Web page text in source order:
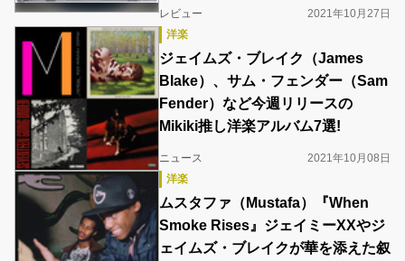
レビュー
2021年10月27日
洋楽
ジェイムズ・ブレイク（James
Blake）、サム・フェンダー（Sam
Fender）など今週リリースの
Mikiki推し洋楽アルバム7選!
ニュース
2021年10月08日
洋楽
ムスタファ（Mustafa）『When
Smoke Rises』ジェイミーXXやジ
ェイムズ・ブレイクが華を添えた叙